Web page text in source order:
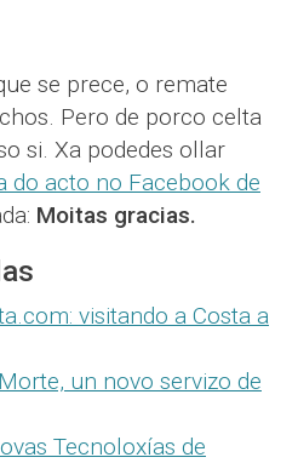
se prece, o remate
Pero de porco celta
si. Xa podedes ollar
do acto no Facebook de
Moitas gracias.
visitando a Costa a
un novo servizo de
Tecnoloxías de